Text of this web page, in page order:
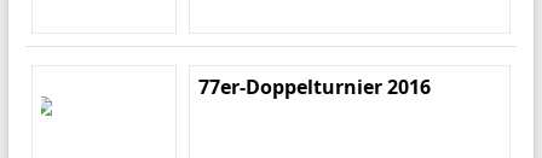
77er-Doppelturnier 2016